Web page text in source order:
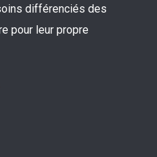
différenciés des
pour leur propre